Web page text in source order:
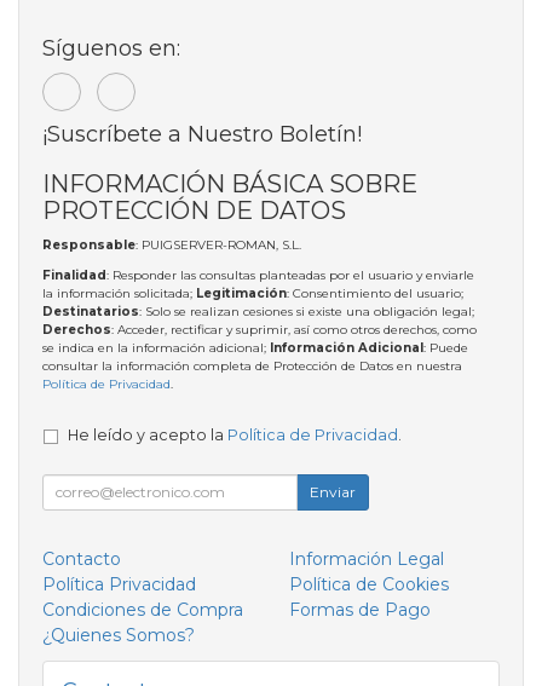
Síguenos en:
¡Suscríbete a Nuestro Boletín!
INFORMACIÓN BÁSICA SOBRE
PROTECCIÓN DE DATOS
Responsable: PUIGSERVER-ROMAN, S.L.
Finalidad: Responder las consultas planteadas por el usuario y enviarle
la información solicitada; Legitimación: Consentimiento del usuario;
Destinatarios: Solo se realizan cesiones si existe una obligación legal;
Derechos: Acceder, rectificar y suprimir, así como otros derechos, como
se indica en la información adicional; Información Adicional: Puede
consultar la información completa de Protección de Datos en nuestra
Política de Privacidad.
He leído y acepto la Política de Privacidad
Enviar
Contacto
Información Legal
Política Privacidad
Política de Cookies
Condiciones de Compra
Formas de Pago
¿Quienes Somos?